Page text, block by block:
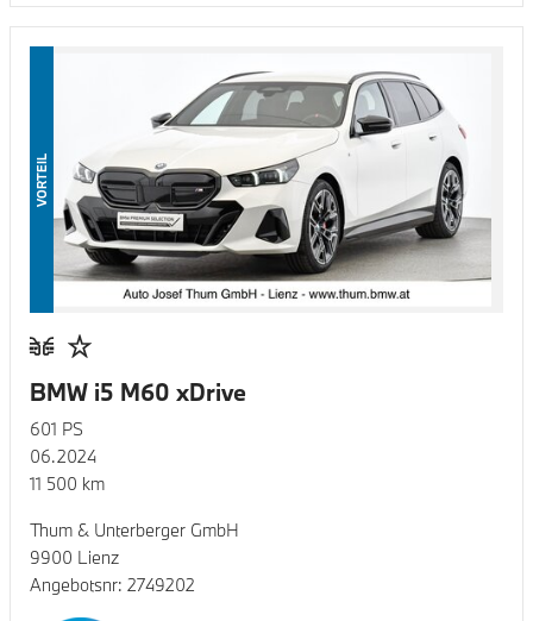
VORTEIL
BMW i5 M60 xDrive
601 PS
06.2024
11 500 km
Thum & Unterberger GmbH
9900 Lienz
Angebotsnr: 2749202